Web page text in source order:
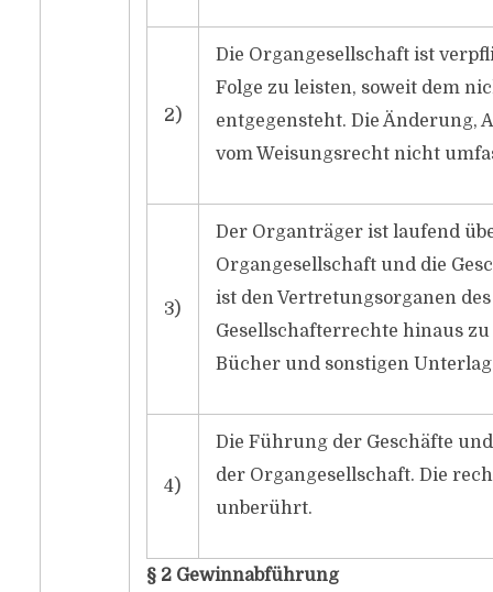
2)
Die Organgesellschaft ist
Folge zu leisten, soweit dem
entgegensteht. Die Änderung,
vom Weisungsrecht nicht
3)
Der Organträger ist laufend
Organgesellschaft und die
ist den Vertretungsorganen
Gesellschafterrechte hinaus
Bücher und sonstigen
4)
Die Führung der Geschäfte
der Organgesellschaft. Die
unberührt.
§ 2 Gewinnabführung